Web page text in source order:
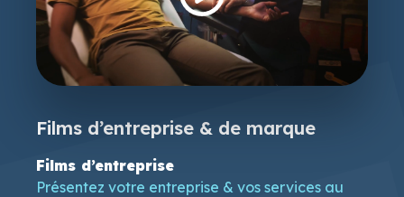
Films d’entreprise & de marque
Films d’entreprise
Présentez votre entreprise & vos services au